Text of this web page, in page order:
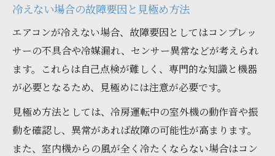
冷えない場合の故障要因と見極め方法
エアコンが冷えない場合、故障要因としてはコンプレッ
サーの不具合や冷媒漏れ、センサー異常などが考えられ
ます。これらは自己点検が難しく、専門的な知識と機器
が必要となるため、見極めには注意が必要です。
見極め方法としては、冷房運転中の室外機の動作音や振
動を確認し、異常があれば故障の可能性が高まります。
また、室内機からの風が全く冷たくならない場合はコン